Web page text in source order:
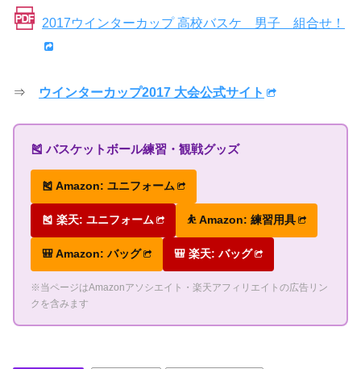
2017ウインターカップ 高校バスケ 男子 組合せ！
⇒ ウインターカップ2017 大会公式サイト
🎽 バスケットボール練習・観戦グッズ
🎽 Amazon: ユニフォーム
🎽 楽天: ユニフォーム ⛹ Amazon: 練習用具
🎒 Amazon: バッグ 🎒 楽天: バッグ
※当ページはAmazonアソシエイト・楽天アフィリエイトの広告リン
クを含みます